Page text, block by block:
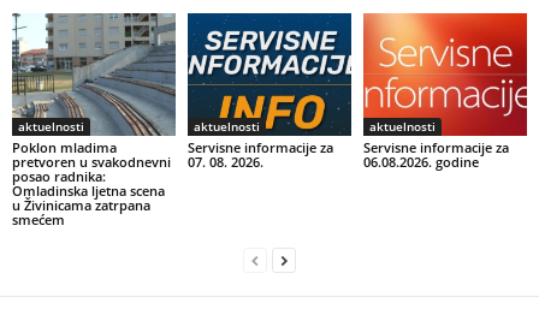
aktuelnosti
Poklon mladima
pretvoren u svakodnevni
posao radnika:
Omladinska ljetna scena
u Živinicama zatrpana
smećem
aktuelnosti
Servisne informacije za
07. 08. 2026.
aktuelnosti
Servisne informacije za
06.08.2026. godine